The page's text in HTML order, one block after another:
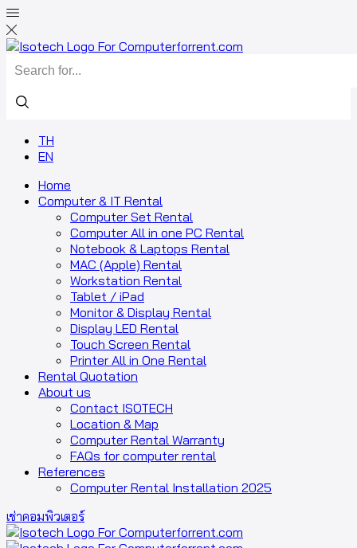
TH
EN
Home
Computer & IT Rental
Computer Set Rental
Computer All in one PC Rental
Notebook & Laptops Rental
MAC (Apple) Rental
Workstation Rental
Tablet / iPad
Monitor & Display Rental
Display LED Rental
Touch Screen Rental
Printer All in One Rental
Rental Quotation
About us
Contact ISOTECH
Location & Map
Computer Rental Warranty
FAQs for computer rental
References
Computer Rental Installation 2025
เช่าคอมพิวเตอร์